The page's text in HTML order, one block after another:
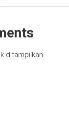
ditampilkan.